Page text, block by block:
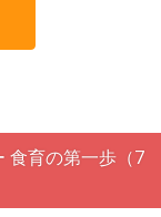
食育の第一歩（7